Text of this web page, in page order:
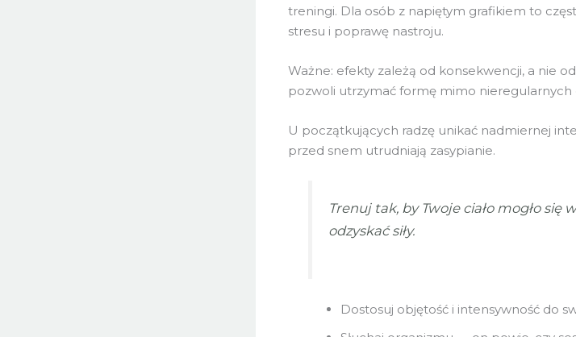
treningi. Dla osób z napiętym grafikiem to
stresu i poprawę nastroju.
Ważne: efekty zależą od konsekwencji, a nie
pozwoli utrzymać formę mimo nieregularnych
U początkujących radzę unikać nadmiernej
przed snem utrudniają zasypianie.
Trenuj tak, by Twoje ciało mogło się
odzyskać siły.
Dostosuj objętość i intensywność do